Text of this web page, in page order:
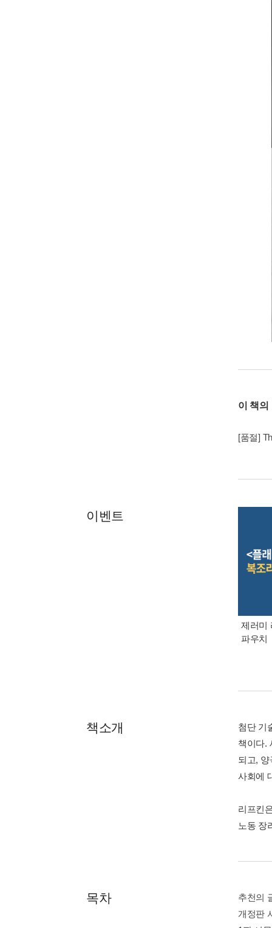
이 책의
[품절]
이벤트
제러미
파우치
책소개
첨단 기
책이다.
되고,
사회에
리프킨
노동 장
목차
추천의
개정판